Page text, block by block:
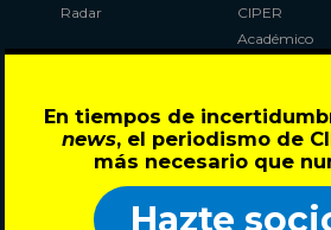
En tiempos de
news, el periodismo de
más necesario que
Hazte
Radar
CIPER
Académico
Al Plebiscito
con CIPER